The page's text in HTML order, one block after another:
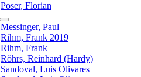
Poser, Florian
Messinger, Paul
Rihm, Frank 2019
Rihm, Frank
Röhrs, Reinhard (Hardy)
Sandoval, Luis Olivares